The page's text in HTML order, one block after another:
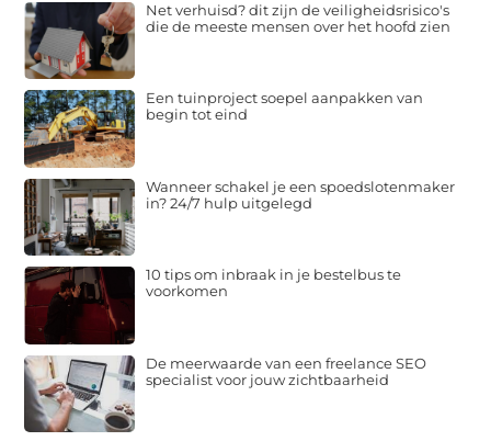
Net verhuisd? dit zijn de veiligheidsrisico's
die de meeste mensen over het hoofd zien
Een tuinproject soepel aanpakken van
begin tot eind
Wanneer schakel je een spoedslotenmaker
in? 24/7 hulp uitgelegd
10 tips om inbraak in je bestelbus te
voorkomen
De meerwaarde van een freelance SEO
specialist voor jouw zichtbaarheid